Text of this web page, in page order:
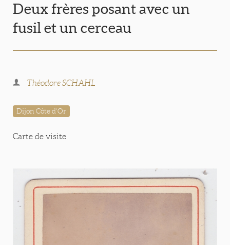
Deux frères posant avec un
fusil et un cerceau
Théodore SCHAHL
Dijon Côte d'Or
Carte de visite